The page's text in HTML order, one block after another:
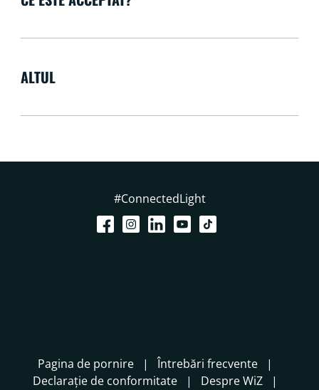
ALTUL
#ConnectedLight
Pagina de pornire
Întrebări frecvente
Declarație de conformitate
Despre WiZ